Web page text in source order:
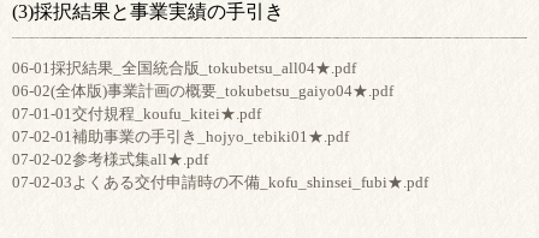
(3)採択結果と事業実績の手引き
06-01採択結果_全国統合版_tokubetsu_all04★.pdf
06-02(全体版)事業計画の概要_tokubetsu_gaiyo04★.pdf
07-01-01交付規程_koufu_kitei★.pdf
07-02-01補助事業の手引き_hojyo_tebiki01★.pdf
07-02-02参考様式集all★.pdf
07-02-03よくある交付申請時の不備_kofu_shinsei_fubi★.pdf